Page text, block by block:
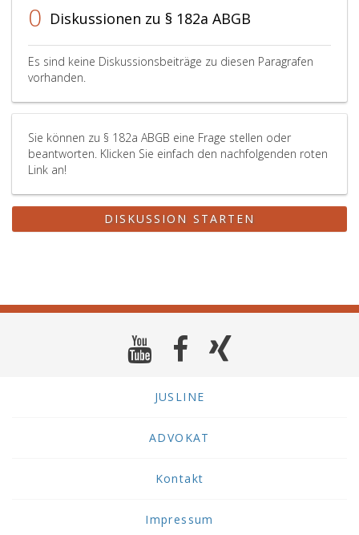
0 Diskussionen zu § 182a ABGB
Es sind keine Diskussionsbeiträge zu diesen Paragrafen
vorhanden.
Sie können zu § 182a ABGB eine Frage stellen oder
beantworten. Klicken Sie einfach den nachfolgenden roten
Link an!
DISKUSSION STARTEN
JUSLINE
ADVOKAT
Kontakt
Impressum